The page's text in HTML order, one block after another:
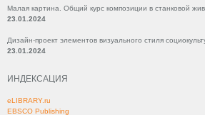
Малая картина. Общий курс композиции в станковой
23.01.2024
Дизайн-проект элементов визуального стиля
23.01.2024
ИНДЕКСАЦИЯ
eLIBRARY.ru
EBSCO Publishing